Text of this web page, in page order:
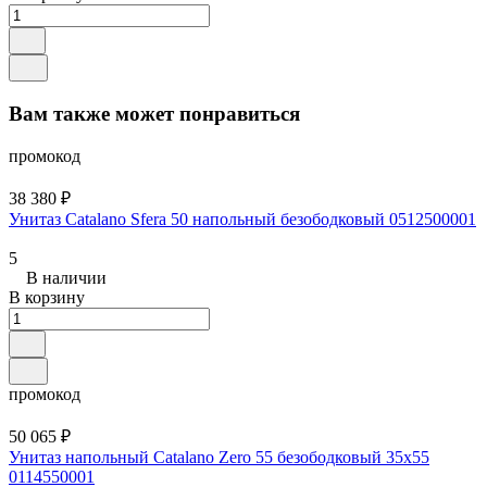
Вам также может понравиться
промокод
38 380 ₽
Унитаз Catalano Sfera 50 напольный безободковый 0512500001
5
В наличии
В корзину
промокод
50 065 ₽
Унитаз напольный Catalano Zero 55 безободковый 35x55
0114550001